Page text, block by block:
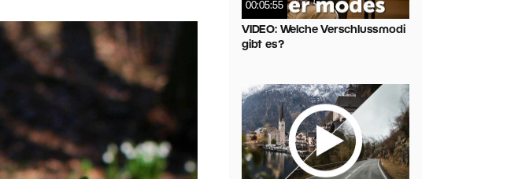
00:05:55
VIDEO: Welche Verschlussmodi
gibt es?